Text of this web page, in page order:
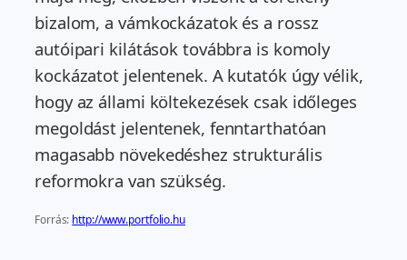
bizalom, a vámkockázatok és a rossz
autóipari kilátások továbbra is komoly
kockázatot jelentenek. A kutatók úgy vélik,
hogy az állami költekezések csak időleges
megoldást jelentenek, fenntarthatóan
magasabb növekedéshez strukturális
reformokra van szükség.
Forrás: http://www.portfolio.hu